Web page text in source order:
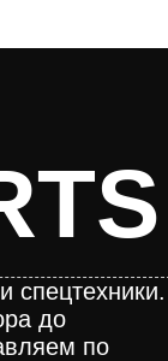
спецтехники.
до
по